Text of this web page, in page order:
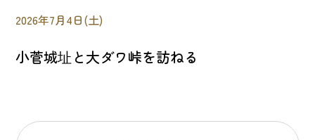
2026年7月4日(土)
小菅城址と大ダワ峠を訪ねる